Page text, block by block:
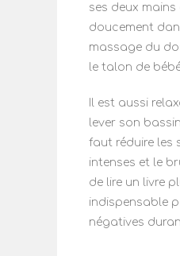
ses deux
doucement
massage du
le talon de
Il est aussi
lever son
faut réduire les
intenses et le
de lire un livre
indispensable
négatives